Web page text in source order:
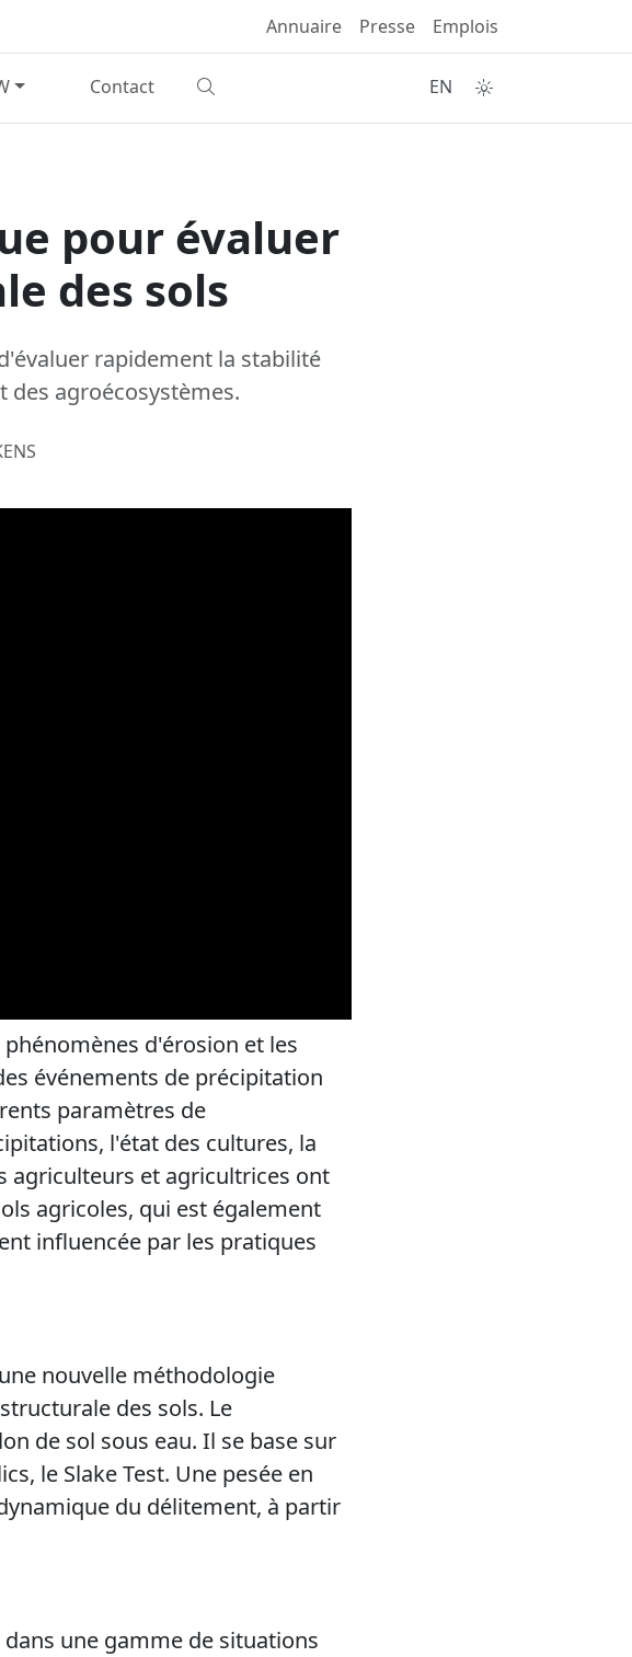
Annuaire Presse Emplois
Contact EN
pour évaluer
des sols
rapidement la stabilité
agroécosystèmes.
d'érosion et les
événements de précipitation
paramètres de
l'état des cultures, la
agriculteurs et agricultrices ont
agricoles, qui est également
influencée par les pratiques
nouvelle méthodologie
des sols. Le
de sol sous eau. Il se base sur
le Slake Test. Une pesée en
du délitement, à partir
une gamme de situations